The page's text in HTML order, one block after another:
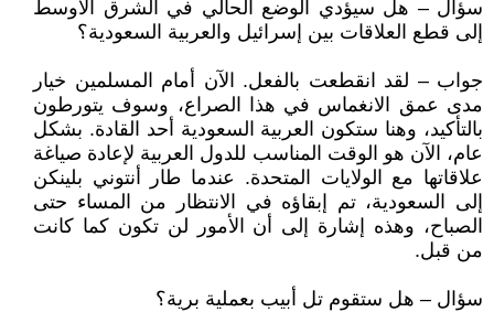
سؤال – هل سيؤدي الوضع الحالي في الشرق الأوسط
إلى قطع العلاقات بين إسرائيل والعربية السعودية؟
جواب – لقد انقطعت بالفعل. الآن أمام المسلمين خيار
مدى عمق الانغماس في هذا الصراع، وسوف يتورطون
بالتأكيد، وهنا ستكون العربية السعودية أحد القادة. بشكل
عام، الآن هو الوقت المناسب للدول العربية لإعادة صياغة
علاقاتها مع الولايات المتحدة. عندما طار أنتوني بلينكن
إلى السعودية، تم إبقاؤه في الانتظار من المساء حتى
الصباح، وهذه إشارة إلى أن الأمور لن تكون كما كانت
من قبل.
سؤال – هل ستقوم تل أبيب بعملية برية؟